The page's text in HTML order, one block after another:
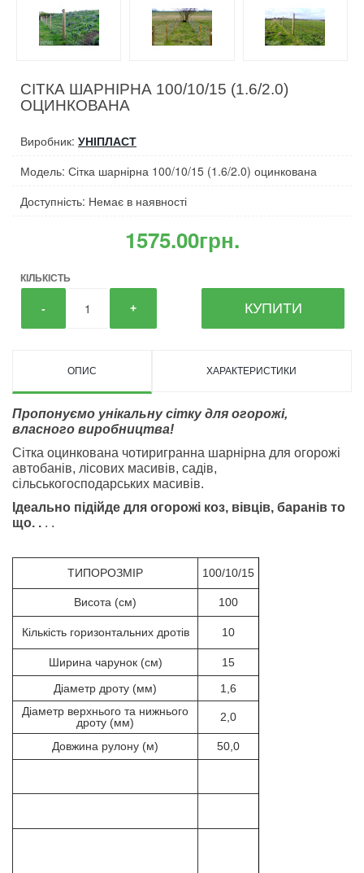
СІТКА ШАРНІРНА 100/10/15 (1.6/2.0)
ОЦИНКОВАНА
Виробник: УНІПЛАСТ
Модель: Сітка шарнірна 100/10/15 (1.6/2.0) оцинкована
Доступність: Немає в наявності
1575.00грн.
КІЛЬКІСТЬ
- + КУПИТИ
ОПИС ХАРАКТЕРИСТИКИ
Пропонуємо унікальну сітку для огорожі,
власного виробництва!
Сітка оцинкована чотиригранна шарнірна для огорожі
автобанів, лісових масивів, садів,
сільськогосподарських масивів.
Ідеально підійде для огорожі коз, вівців, баранів то
що. . . .
ТИПОРОЗМІР 100/10/15
Висота (см) 100
Кількість горизонтальних дротів 10
Ширина чарунок (см)
15
Діаметр дроту (мм)
1,6
Діаметр верхнього та нижнього
дроту (мм)
2,0
Довжина рулону (м) 50,0